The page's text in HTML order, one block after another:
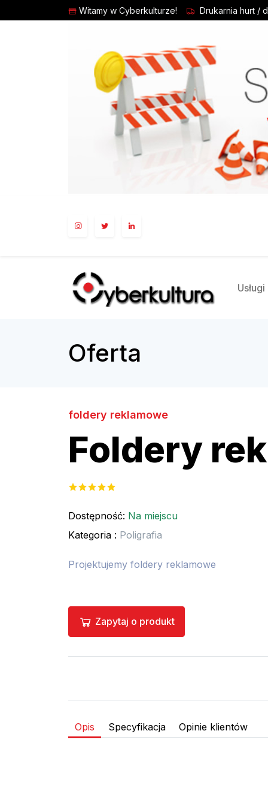
Witamy w Cyberkulturze! Drukarnia hurt /
Oferta
foldery reklamowe
Foldery
Dostępność: Na miejscu
Kategoria : Poligrafia
Projektujemy foldery reklamowe
Zapytaj o produkt
Opis Specyfikacja Opinie klientów